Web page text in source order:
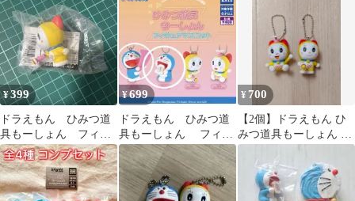
¥399
ドラえもん ひみつ道
具もーしょん フィギ
ュアマスコット スモ
ールライト
¥699
ドラえもん ひみつ道
具もーしょん フィギ
ュアマスコット ２点
セット
¥ 700
【2個】ドラえもん ひ
みつ道具もーしょん フ
ィギュアマスコット
ドラミちゃん